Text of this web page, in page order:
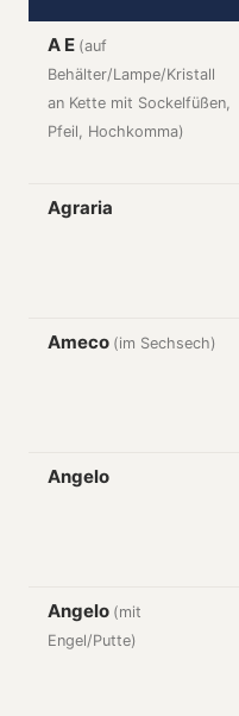
A E (auf
Behälter/Lampe/Kristall
an Kette mit Sockelfüßen,
Pfeil, Hochkomma)
Agraria
Ameco (im Sechsech)
Angelo
Angelo (mit
Engel/Putte)